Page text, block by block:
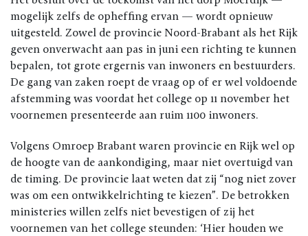
mogelijk zelfs de opheffing ervan — wordt opnieuw
uitgesteld. Zowel de provincie Noord-Brabant als het Rijk
geven onverwacht aan pas in juni een richting te kunnen
bepalen, tot grote ergernis van inwoners en bestuurders.
De gang van zaken roept de vraag op of er wel voldoende
afstemming was voordat het college op 11 november het
voornemen presenteerde aan ruim 1100 inwoners.
Volgens Omroep Brabant waren provincie en Rijk wel op
de hoogte van de aankondiging, maar niet overtuigd van
de timing. De provincie laat weten dat zij “nog niet zover
was om een ontwikkelrichting te kiezen”. De betrokken
ministeries willen zelfs niet bevestigen of zij het
voornemen van het college steunden: ‘Hier houden we